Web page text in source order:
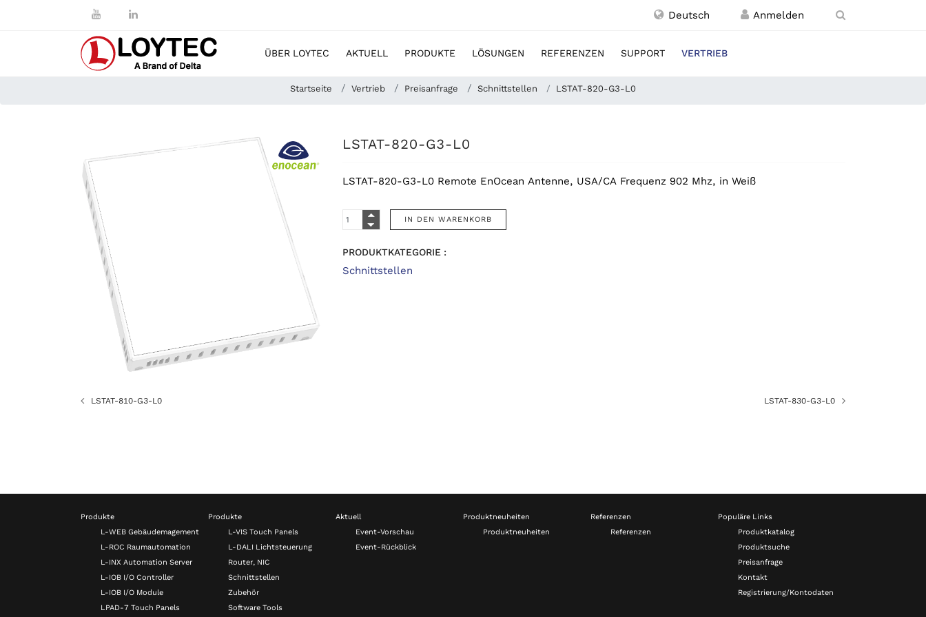
Deutsch
ÜBER LOYTEC AKTUELL PRODUKTE LÖSUNGEN REFERENZEN SUPPORT VERTRIEB
Startseite Vertrieb Preisanfrage Schnittstellen LSTAT-820-G3-L0
LSTAT-820-G3-L0
LSTAT-820-G3-L0 Remote EnOcean Antenne, USA/CA Frequenz 902 Mhz, in Weiß
PRODUKTKATEGORIE :
Schnittstellen
LSTAT-810-G3-L0 LSTAT-830-G3-L0
Produkte
L-WEB Gebäudemagement
L-ROC Raumautomation
L-INX Automation Server
L-IOB I/O Controller
L-IOB I/O Module
LPAD-7 Touch Panels
Produkte
L-VIS Touch Panels
L-DALI Lichtsteuerung
Router, NIC
Schnittstellen
Zubehör
Software Tools
Aktuell
Event-Vorschau
Event-Rückblick
Produktneuheiten
Produktneuheiten
Referenzen
Referenzen
Populäre Links
Produktkatalog
Produktsuche
Preisanfrage
Kontakt
Registrierung/Kontodaten